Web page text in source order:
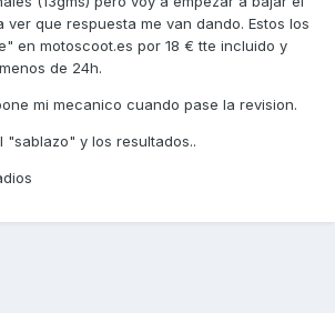
ver que respuesta me van dando. Estos los
en motoscoot.es por 18 € tte incluido y
de 24h.
mi mecanico cuando pase la revision.
"sablazo" y los resultados..